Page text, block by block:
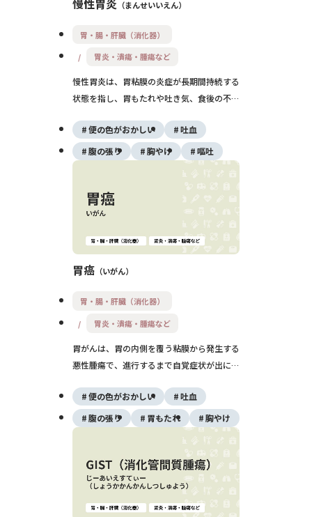
まんせいいえん
胃・腸・肝臓（消化器）
胃炎・潰瘍・腫瘍など
慢性胃炎は、胃粘膜の炎症が長期間持続する
状態を指し、胃もたれや吐き気、食後の不快
主な原因はピロリ菌感染や長期的な薬剤、ス
トレスなどで、胃粘膜の萎縮や腸上皮化生を
伴うこともあります。症状が乏しいこともあ
るため、内視鏡検査による定期的な観察と必
要に応じた治療が重要です。
便の色がおかしい
吐血
腹の張り
胸やけ 嘔吐
胃癌 いがん
胃・腸・肝臓（消化器）
胃炎・潰瘍・腫瘍など
胃がんは、胃の内側を覆う粘膜から発生する
悪性腫瘍で、進行するまで自覚症状が出にく
染、食生活、遺伝などが挙げられ、早期発見
が予後を大きく左右します。内視鏡による検
診と、病変の広がりに応じた治療（内視鏡切
除・外科手術・化学療法）が重要です。
便の色がおかしい
吐血
腹の張り
胃もたれ 胸やけ